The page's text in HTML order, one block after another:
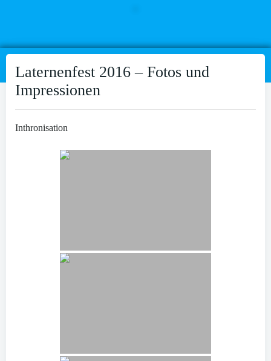
Laternenfest 2016 – Fotos und
Impressionen
Inthronisation